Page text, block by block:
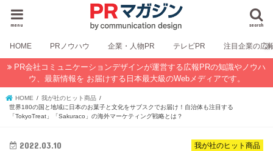
search
menu
HOME PRノウハウ 企業・人物PR テレビPR 注目企業の広
PR会社コミュニケーションデザインが運営する広報PRの知識やノウハ
ウ、最新情報を お届けする日本最大級のWebメディアです。
HOME
我が社のヒット商品
世界180の国と地域に日本のお菓子と文化をサブスクでお届け！自治体も注目する
「TokyoTreat」「Sakuraco」の海外マーケティング戦略とは？
我が社のヒット商品
2022.03.10